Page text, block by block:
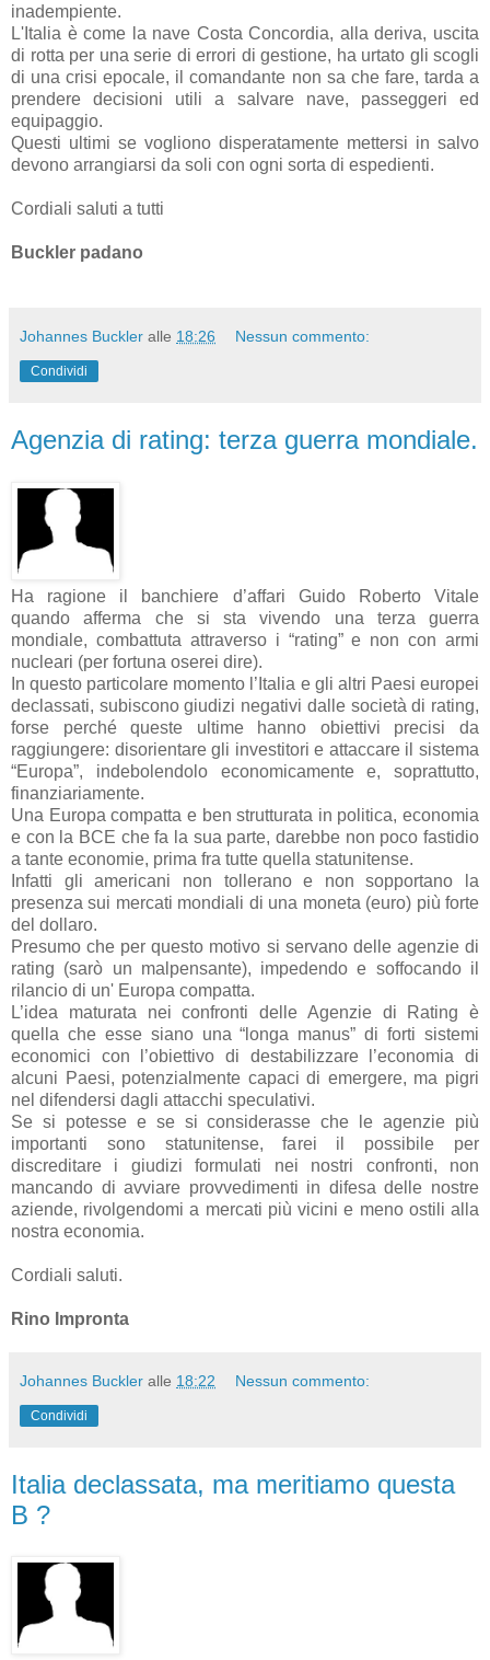
inadempiente.
L'Italia è come la nave Costa Concordia, alla deriva, uscita
di rotta per una serie di errori di gestione, ha urtato gli scogli
di una crisi epocale, il comandante non sa che fare, tarda a
prendere decisioni utili a salvare nave, passeggeri ed
equipaggio.
Questi ultimi se vogliono disperatamente mettersi in salvo
devono arrangiarsi da soli con ogni sorta di espedienti.
Cordiali saluti a tutti
Buckler padano
Johannes Buckler alle 18:26 Nessun commento:
Condividi
Agenzia di rating: terza guerra mondiale.
Ha ragione il banchiere d’affari Guido Roberto Vitale
quando afferma che si sta vivendo una terza guerra
mondiale, combattuta attraverso i “rating” e non con armi
nucleari (per fortuna oserei dire).
In questo particolare momento l’Italia e gli altri Paesi europei
declassati, subiscono giudizi negativi dalle società di rating,
forse perché queste ultime hanno obiettivi precisi da
raggiungere: disorientare gli investitori e attaccare il sistema
“Europa”, indebolendolo economicamente e, soprattutto,
finanziariamente.
Una Europa compatta e ben strutturata in politica, economia
e con la BCE che fa la sua parte, darebbe non poco fastidio
a tante economie, prima fra tutte quella statunitense.
Infatti gli americani non tollerano e non sopportano la
presenza sui mercati mondiali di una moneta (euro) più forte
del dollaro.
Presumo che per questo motivo si servano delle agenzie di
rating (sarò un malpensante), impedendo e soffocando il
rilancio di un' Europa compatta.
L’idea maturata nei confronti delle Agenzie di Rating è
quella che esse siano una “longa manus” di forti sistemi
economici con l’obiettivo di destabilizzare l’economia di
alcuni Paesi, potenzialmente capaci di emergere, ma pigri
nel difendersi dagli attacchi speculativi.
Se si potesse e se si considerasse che le agenzie più
importanti sono statunitense, farei il possibile per
discreditare i giudizi formulati nei nostri confronti, non
mancando di avviare provvedimenti in difesa delle nostre
aziende, rivolgendomi a mercati più vicini e meno ostili alla
nostra economia.
Cordiali saluti.
Rino Impronta
Johannes Buckler alle 18:22 Nessun commento:
Condividi
Italia declassata, ma meritiamo questa
B ?